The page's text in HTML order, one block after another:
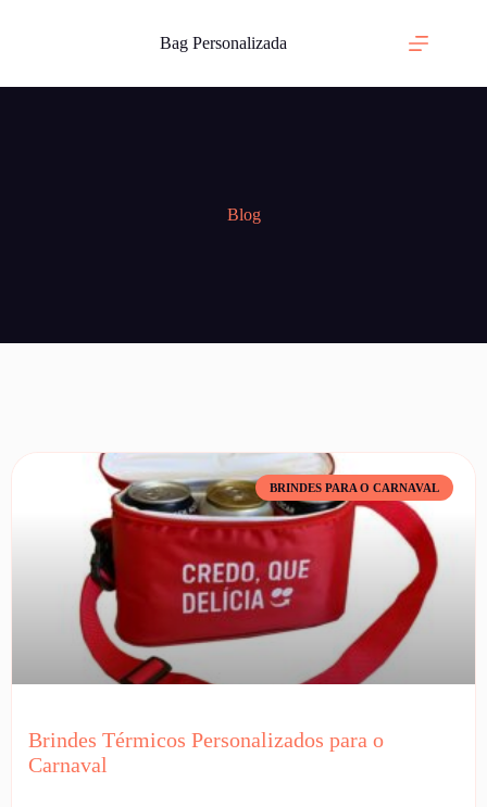
Bag Personalizada
Blog
BRINDES PARA O CARNAVAL
Brindes Térmicos Personalizados para o
Carnaval